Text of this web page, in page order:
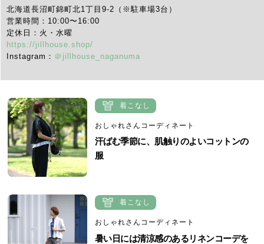
北海道長沼町錦町北1丁目9-2（※駐車場3台）
営業時間：10:00〜16:00
定休日：火・水曜
https://jillhouse.shop/
Instagram： ＠jillhouse_naganuma
着こなし
おしゃれさんコーディネート
汗ばむ季節に、肌触りのよいコットンの
服
着こなし
おしゃれさんコーディネート
暑い日には清涼感のあるリネンコーデを